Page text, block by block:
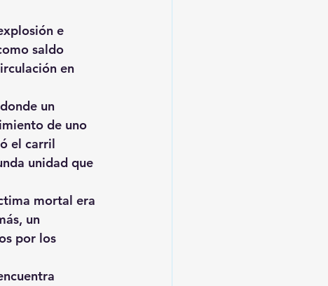
e
saldo
en
un
de uno
el carril
unidad que
mortal era
un
por los